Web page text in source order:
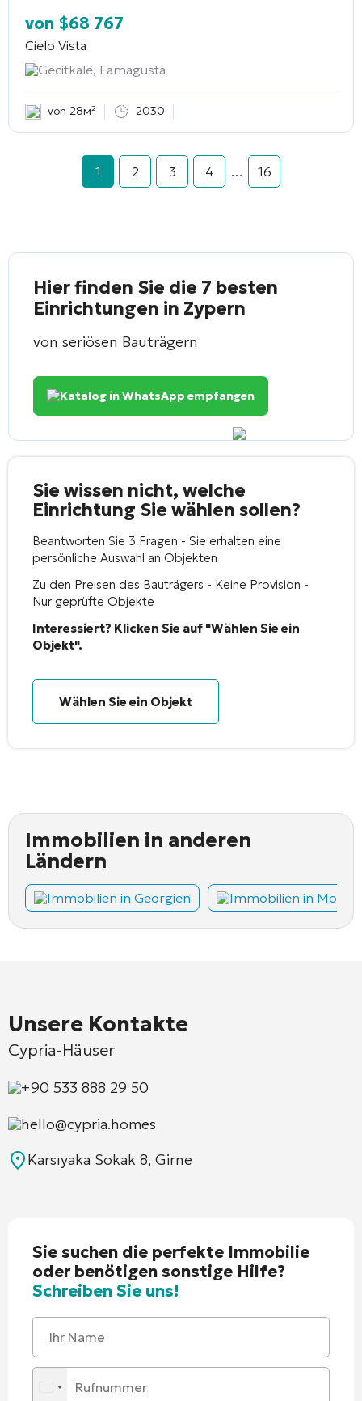
von $68 767
Cielo Vista
Gecitkale, Famagusta
von 28м² 2030
1 2 3 4 … 16
Hier finden Sie die 7 besten
Einrichtungen in Zypern
von seriösen Bauträgern
Katalog in WhatsApp empfangen
Sie wissen nicht, welche
Einrichtung Sie wählen sollen?
Beantworten Sie 3 Fragen - Sie erhalten eine
persönliche Auswahl an Objekten
Zu den Preisen des Bauträgers - Keine Provision -
Nur geprüfte Objekte
Interessiert? Klicken Sie auf "Wählen Sie ein
Objekt".
Wählen Sie ein Objekt
Immobilien in anderen
Ländern
Immobilien in Georgien Immobilien in
Unsere Kontakte
Cypria-Häuser
+90 533 888 29 50
hello@cypria.homes
Karsıyaka Sokak 8, Girne
Sie suchen die perfekte Immobilie
oder benötigen sonstige Hilfe?
Schreiben Sie uns!